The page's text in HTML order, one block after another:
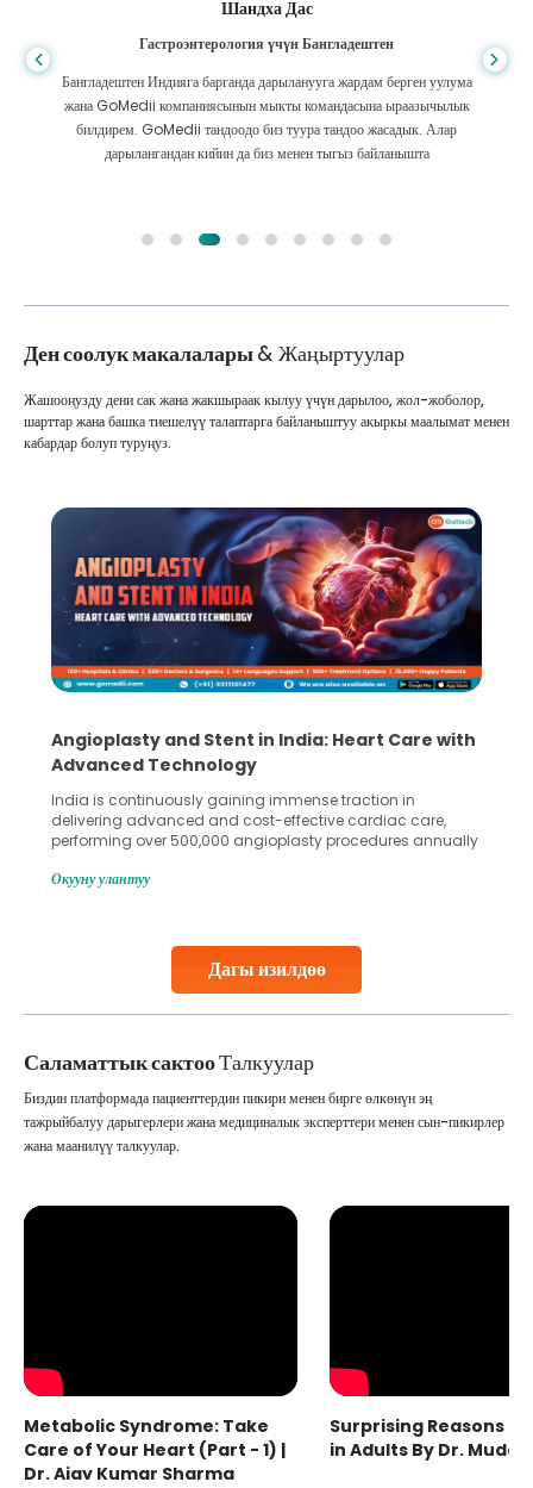
Шандха Дас
Гастроэнтерология үчүн Бангладештен
Бангладештен Индияга барганда дарыланууга жардам берген уулума
жана GoMedii компаниясынын мыкты командасына ыраазычылык
билдирем. GoMedii тандоодо биз туура тандоо жасадык. Алар
дарылангандан кийин да биз менен тыгыз байланышта
Ден соолук макалалары& Жаңыртуулар
Дагы изилдөө
Жашооңузду дени сак жана жакшыраак кылуу үчүн дарылоо, жол-жоболор,
шарттар жана башка тиешелүү талаптарга байланыштуу акыркы маалымат менен
кабардар болуп туруңуз.
Angioplasty and Stent in India: Heart Care with
Advanced Technology
India is continuously gaining immense traction in
delivering advanced and cost-effective cardiac care,
performing over 500,000 angioplasty procedures annually
globe are searching for treatments like angioplasty and
Studies, such as one published
Окууну улантуу
Саламаттык сактооТалкуулар
Биздин платформада пациенттердин пикири менен бирге өлкөнүн эң
тажрыйбалуу дарыгерлери жана медициналык эксперттери менен сын-пикирлер
жана маанилүү талкуулар.
Metabolic Syndrome: Take
Care of Your Heart (Part - 1) |
Dr. Ajay Kumar Sharma
Surprising Reasons
in Adults By Dr.